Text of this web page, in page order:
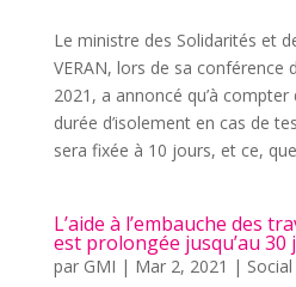
Le ministre des Solidarités et
VERAN, lors de sa conférence
2021, a annoncé qu’à
durée d’isolement en cas de
sera fixée à 10 jours, et ce,
L’aide à l’embauche des
est prolongée jusqu’au 30
par GMI | Mar 2, 2021 | Social